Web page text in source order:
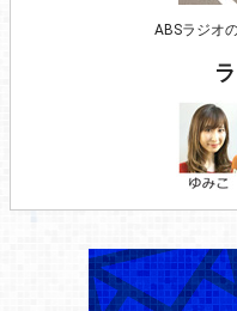
ABSラジオ